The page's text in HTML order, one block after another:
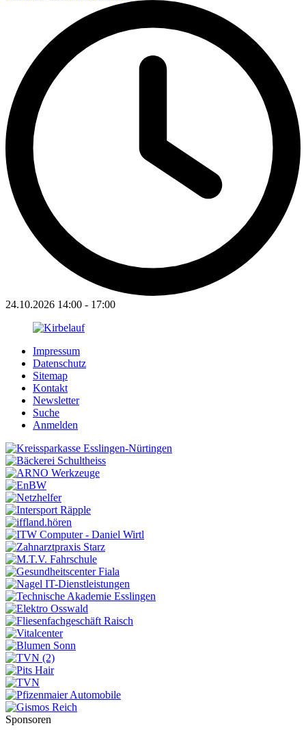
24.10.2026 14:00 - 17:00
Impressum
Datenschutz
Sitemap
Kontakt
Newsletter
Suche
Anmelden
Sponsoren